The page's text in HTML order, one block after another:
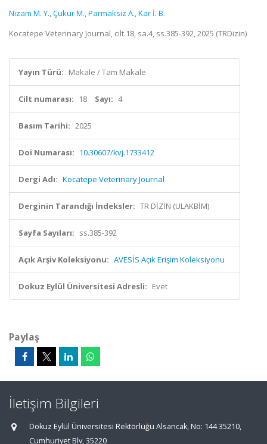
Nizam M. Y.,Çukur M.,Parmaksız A.,Kar İ. B.
Kocatepe Veterinary Journal, cilt.18, sa.4, ss.385-392, 2025 (TRDizin)
Yayın Türü: Makale / Tam Makale
Cilt numarası: 18 Sayı: 4
Basım Tarihi: 2025
Doi Numarası: 10.30607/kvj.1733412
Dergi Adı: Kocatepe Veterinary Journal
Derginin Tarandığı İndeksler: TR DİZİN (ULAKBİM)
Sayfa Sayıları: ss.385-392
Açık Arşiv Koleksiyonu: AVESİS Açık Erişim Koleksiyonu
Dokuz Eylül Üniversitesi Adresli: Evet
Paylaş
İletişim Bilgileri
Dokuz Eylül Üniversitesi Rektörlüğü Alsancak, No: 144 35210,
Cumhuriyet Blv, 35220